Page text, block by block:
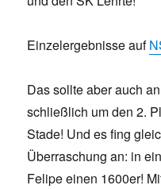
Einzelergebnisse auf
Das sollte aber auch
schließlich um den 2.
Stade! Und es fing
Überraschung an: in
Felipe einen 1600er!